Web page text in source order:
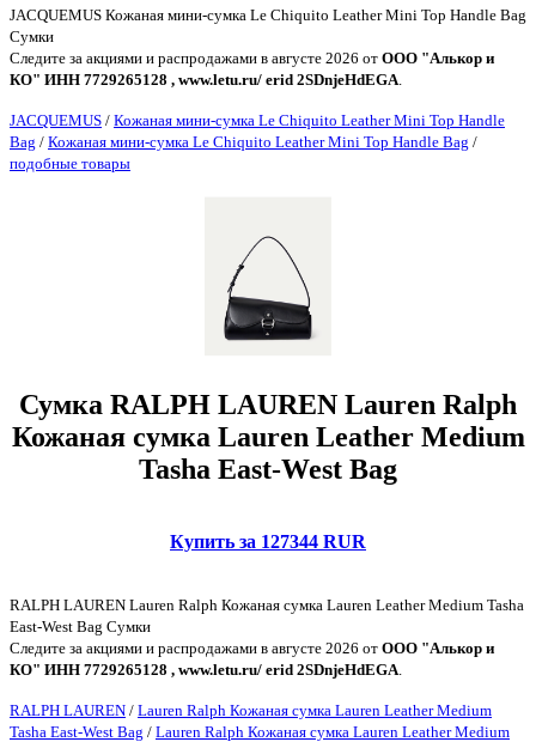
JACQUEMUS Кожаная мини-сумка Le Chiquito Leather Mini Top Handle Bag
Сумки
Следите за акциями и распродажами в августе 2026 от ООО "Алькор и
КО" ИНН 7729265128 , www.letu.ru/ erid 2SDnjeHdEGA
JACQUEMUS / Кожаная мини-сумка Le Chiquito Leather Mini Top Handle
Bag / Кожаная мини-сумка Le Chiquito Leather Mini Top Handle Bag /
подобные товары
Сумка RALPH LAUREN Lauren Ralph
Кожаная сумка Lauren Leather Medium
Tasha East-West Bag
Купить за 127344 RUR
RALPH LAUREN Lauren Ralph Кожаная сумка Lauren Leather Medium Tasha
East-West Bag Сумки
Следите за акциями и распродажами в августе 2026 от ООО "Алькор и
КО" ИНН 7729265128 , www.letu.ru/ erid 2SDnjeHdEGA
RALPH LAUREN / Lauren Ralph Кожаная сумка Lauren Leather Medium
Tasha East-West Bag / Lauren Ralph Кожаная сумка Lauren Leather Medium